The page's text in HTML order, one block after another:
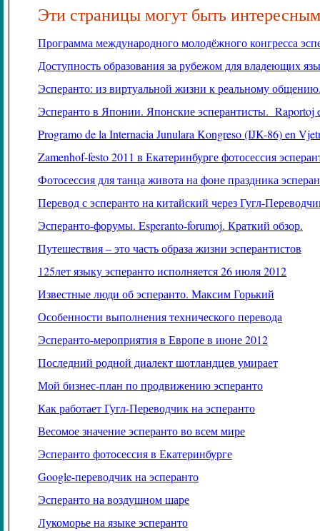
Эти страницы могут быть
Программа международного молодёжного конгресса
Доступность образования за рубежом для владеющих
Эсперанто: из виртуальной жизни к реальному
Эсперанто в Японии. Японские эсперантисты. Raportoj
Programo de la Internacia Junulara Kongreso (IJK-86) en
Zamenhof-festo2011 в Екатеринбурге фотосессия
Фотосессия для танца живота на фоне праздника
Перевод с эсперанто на китайский через Гугл-
Эсперанто-форумы. Esperanto-forumoj. Краткий обзор.
Путешествия – это часть образа жизни эсперантистов
125лет языку эсперанто исполняется 26 июля 2012
Известные люди об эсперанто. Максим Горький
Особенности выполнения технического перевода
Эсперанто-мероприятия в Европе в июне 2012
Последний родной диалект шотландцев умирает
Мой бизнес-план по продвижению эсперанто
Как работает Гугл-Переводчик на эсперанто
Весомое значение эсперанто во всем мире
Эсперанто фотосессия в Екатеринбурге
Google-переводчик на эсперанто
Эсперанто на воздушном шаре
Лукоморье на языке эсперанто